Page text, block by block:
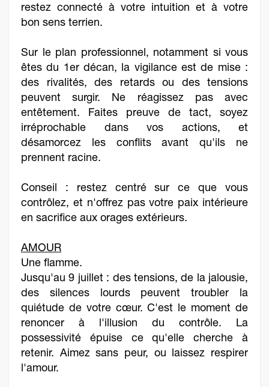
restez connecté à votre intuition et à votre
bon sens terrien.
Sur le plan professionnel, notamment si vous
êtes du 1er décan, la vigilance est de mise :
des rivalités, des retards ou des tensions
peuvent surgir. Ne réagissez pas avec
entêtement. Faites preuve de tact, soyez
irréprochable dans vos actions, et
désamorcez les conflits avant qu'ils ne
prennent racine.
Conseil : restez centré sur ce que vous
contrôlez, et n'offrez pas votre paix intérieure
en sacrifice aux orages extérieurs.
AMOUR
Une flamme.
Jusqu'au 9 juillet : des tensions, de la jalousie,
des silences lourds peuvent troubler la
quiétude de votre cœur. C'est le moment de
renoncer à l'illusion du contrôle. La
possessivité épuise ce qu'elle cherche à
retenir. Aimez sans peur, ou laissez respirer
l'amour.